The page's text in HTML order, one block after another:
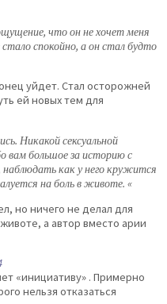
что он не хочет меня
спокойно, а он стал будто
уйдет. Стал осторожней
ей новых тем для
Никакой сексуальной
вам большое за историю с
как у него кружится
на боль в животе. «
но ничего не делал для
а автор вместо арии
«инициативу» . Примерно
нельзя отказаться